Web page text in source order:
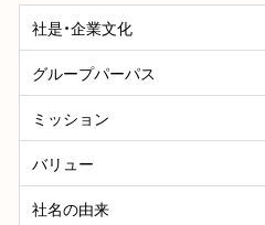
社是・企業文化
グループパーパス
ミッション
バリュー
社名の由来